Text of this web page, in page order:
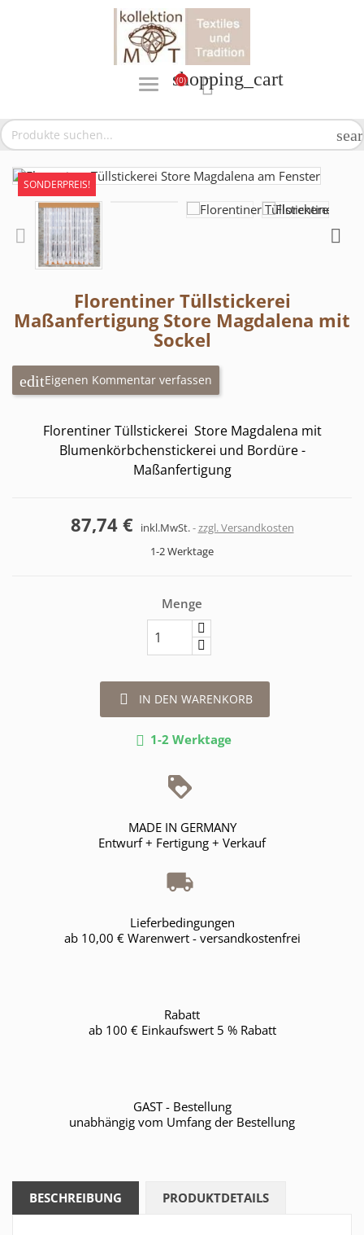
shopping_cart
(0) 
SONDERPREIS!
Florentiner Tüllstickerei
Maßanfertigung Store Magdalena mit
Sockel
Eigenen Kommentar verfassen
Florentiner Tüllstickerei Store Magdalena mit
Blumenkörbchenstickerei und Bordüre -
Maßanfertigung
87,74 € inkl.MwSt. zzgl. Versandkosten
1-2 Werktage
Menge
 IN DEN WARENKORB
 1-2 Werktage
MADE IN GERMANY
Entwurf + Fertigung + Verkauf
Lieferbedingungen
ab 10,00 € Warenwert - versandkostenfrei
Rabatt
ab 100 € Einkaufswert 5 % Rabatt
GAST - Bestellung
unabhängig vom Umfang der Bestellung
BESCHREIBUNG PRODUKTDETAILS